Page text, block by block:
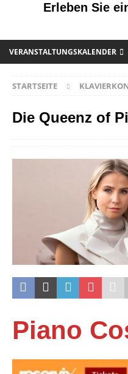
Erleben Sie
VERANSTALTUNGSKALENDER
STARTSEITE
Die Queenz of
Piano